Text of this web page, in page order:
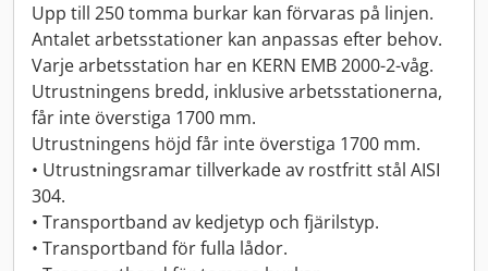
Upp till 250 tomma burkar kan förvaras på linjen.
Antalet arbetsstationer kan anpassas efter behov.
Varje arbetsstation har en KERN EMB 2000-2-våg.
Utrustningens bredd, inklusive arbetsstationerna,
får inte överstiga 1700 mm.
Utrustningens höjd får inte överstiga 1700 mm.
• Utrustningsramar tillverkade av rostfritt stål AISI
304.
• Transportband av kedjetyp och fjärilstyp.
• Transportband för fulla lådor.